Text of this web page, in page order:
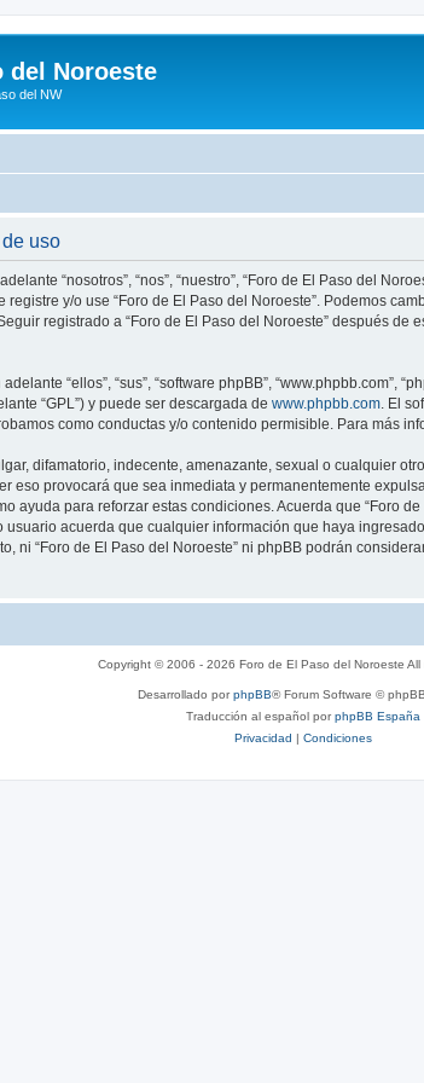
del Noroeste
del NW
uso
“nosotros”, “nos”, “nuestro”, “Foro de El Paso del
y/o use “Foro de El Paso del Noroeste”. Podemos
registrado a “Foro de El Paso del Noroeste” después
“ellos”, “sus”, “software phpBB”, “www.phpbb.com”,
“GPL”) y puede ser descargada de www.phpbb.com . El
como conductas y/o contenido permisible. Para más
difamatorio, indecente, amenazante, sexual o cualquier
eso provocará que sea inmediata y permanentemente
ayuda para reforzar estas condiciones. Acuerda que “Foro
acuerda que cualquier información que haya
ni “Foro de El Paso del Noroeste” ni phpBB podrán
Copyright © 2006 - 2026 Foro de El Paso del Noroeste All
Desarrollado porphpBB® Forum Software ©
Traducción al español porphpBB España
Privacidad | Condiciones